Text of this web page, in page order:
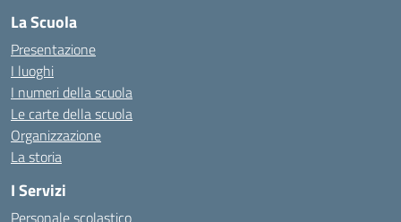
La Scuola
Presentazione
I luoghi
I numeri della scuola
Le carte della scuola
Organizzazione
La storia
I Servizi
Personale scolastico